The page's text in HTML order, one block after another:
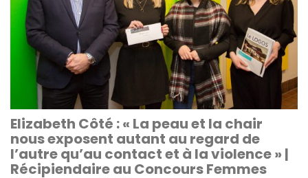
Elizabeth Côté : « La peau et la chair
nous exposent autant au regard de
l’autre qu’au contact et à la violence » |
Récipiendaire au Concours Femmes